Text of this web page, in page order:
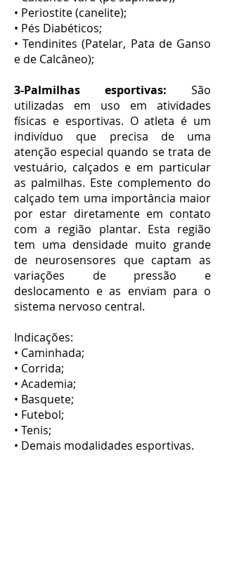
• Periostite (canelite);
• Pés Diabéticos;
• Tendinites (Patelar, Pata de Ganso
e de Calcâneo);
3-Palmilhas esportivas: São
utilizadas em uso em atividades
físicas e esportivas. O atleta é um
indivíduo que precisa de uma
atenção especial quando se trata de
vestuário, calçados e em particular
as palmilhas. Este complemento do
calçado tem uma importância maior
por estar diretamente em contato
com a região plantar. Esta região
tem uma densidade muito grande
de neurosensores que captam as
variações de pressão e
deslocamento e as enviam para o
sistema nervoso central.
Indicações:
• Caminhada;
• Corrida;
• Academia;
• Basquete;
• Futebol;
• Tenis;
• Demais modalidades esportivas.